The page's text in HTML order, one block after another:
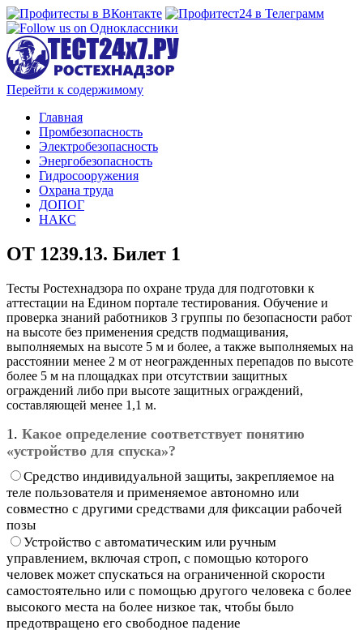
Перейти к содержимому
Главная
Промбезопасность
Электробезопасность
Энергобезопасность
Гидросооружения
Охрана труда
ДОПОГ
НАКС
ОТ 1239.13. Билет 1
Тесты Ростехнадзора по охране труда для подготовки к
аттестации на Едином портале тестирования. Обучение и
проверка знаний работников 3 группы по безопасности работ
на высоте без применения средств подмащивания,
выполняемых на высоте 5 м и более, а также выполняемых на
расстоянии менее 2 м от неогражденных перепадов по высоте
более 5 м на площадках при отсутствии защитных
ограждений либо при высоте защитных ограждений,
составляющей менее 1,1 м.
1. Какое определение соответствует понятию
«устройство для спуска»?
Средство индивидуальной защиты, закрепляемое на
теле пользователя и применяемое автономно или
совместно с другими средствами для фиксации рабочей
позы
Устройство с автоматическим или ручным
управлением, включая строп, с помощью которого
человек может спускаться на ограниченной скорости
самостоятельно или с помощью другого человека с более
высокого места на более низкое так, чтобы было
предотвращено его свободное падение